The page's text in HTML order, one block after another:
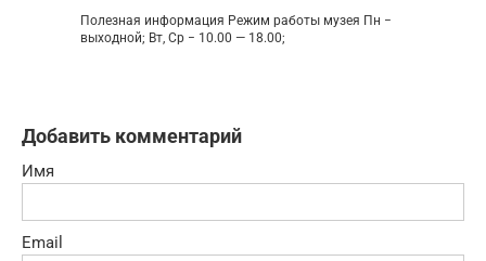
Полезная информация Режим работы музея Пн −
выходной; Вт, Ср − 10.00 — 18.00;
Добавить комментарий
Имя
Email